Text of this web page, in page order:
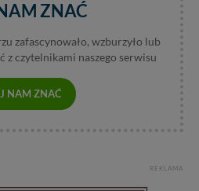
ZNAĆ
zafascynowało, wzburzyło lub
z czytelnikami naszego serwisu
NAM ZNAĆ
REKLAMA